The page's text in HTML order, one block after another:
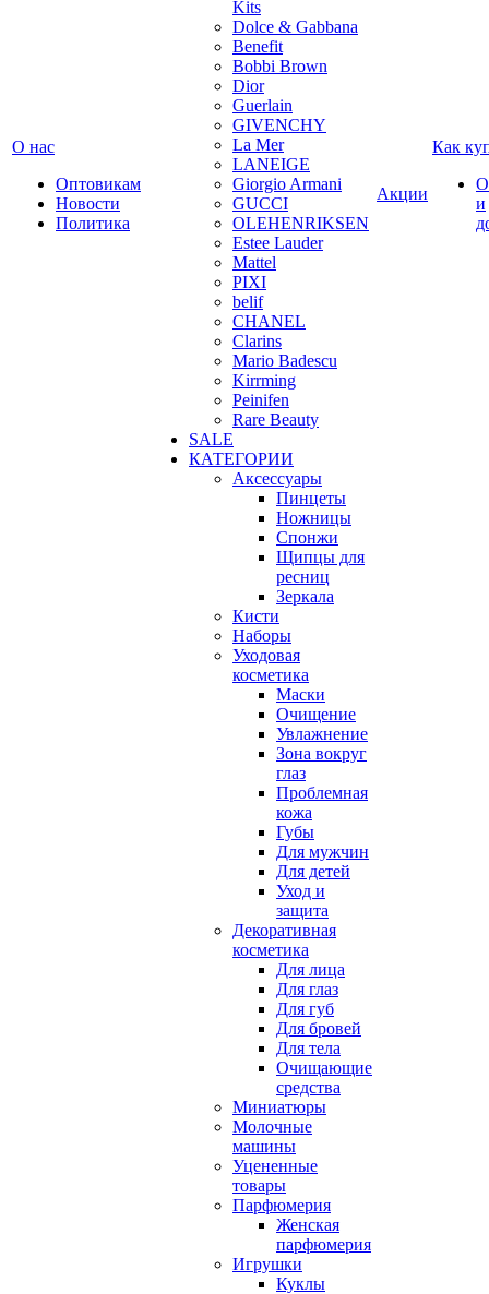
О нас
Оптовикам
Новости
Политика
Kits
Dolce & Gabbana
Benefit
Bobbi Brown
Dior
Guerlain
GIVENCHY
La Mer
LANEIGE
Giorgio Armani
GUCCI
OLEHENRIKSEN
Estee Lauder
Mattel
PIXI
belif
CHANEL
Clarins
Mario Badescu
Kirrming
Peinifen
Rare Beauty
SALE
КАТЕГОРИИ
Аксессуары
Пинцеты
Ножницы
Спонжи
Щипцы для
ресниц
Зеркала
Кисти
Наборы
Уходовая
косметика
Маски
Очищение
Увлажнение
Зона вокруг
глаз
Проблемная
кожа
Губы
Для мужчин
Для детей
Уход и
защита
Декоративная
косметика
Для лица
Для глаз
Для губ
Для бровей
Для тела
Очищающие
средства
Миниатюры
Молочные
машины
Уцененные
товары
Парфюмерия
Женская
парфюмерия
Игрушки
Куклы
Акции
Как
и